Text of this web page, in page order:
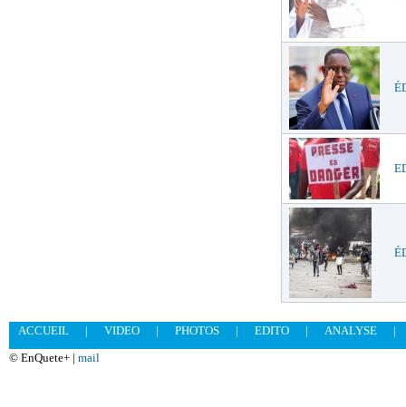
ACCUEIL | VIDEO | PHOTOS | EDITO | ANALYSE
|
© EnQuete+ | mail